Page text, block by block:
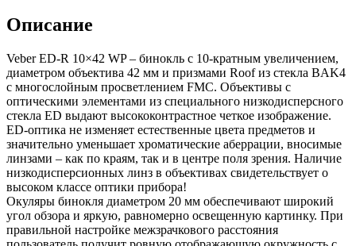
Описание
Veber ED-R 10×42 WP – бинокль с 10-кратным увеличением,
диаметром объектива 42 мм и призмами Roof из стекла BAK4
с многослойным просветлением FMC. Объективы с
оптическими элементами из специального низкодисперсного
стекла ED выдают высококонтрастное четкое изображение.
ED-оптика не изменяет естественные цвета предметов и
значительно уменьшает хроматические аберрации, вносимые
линзами – как по краям, так и в центре поля зрения. Наличие
низкодисперсионных линз в объективах свидетельствует о
высоком классе оптики прибора!
Окуляры бинокля диаметром 20 мм обеспечивают широкий
угол обзора и яркую, равномерно освещенную картинку. При
правильной настройке межзрачкового расстояния